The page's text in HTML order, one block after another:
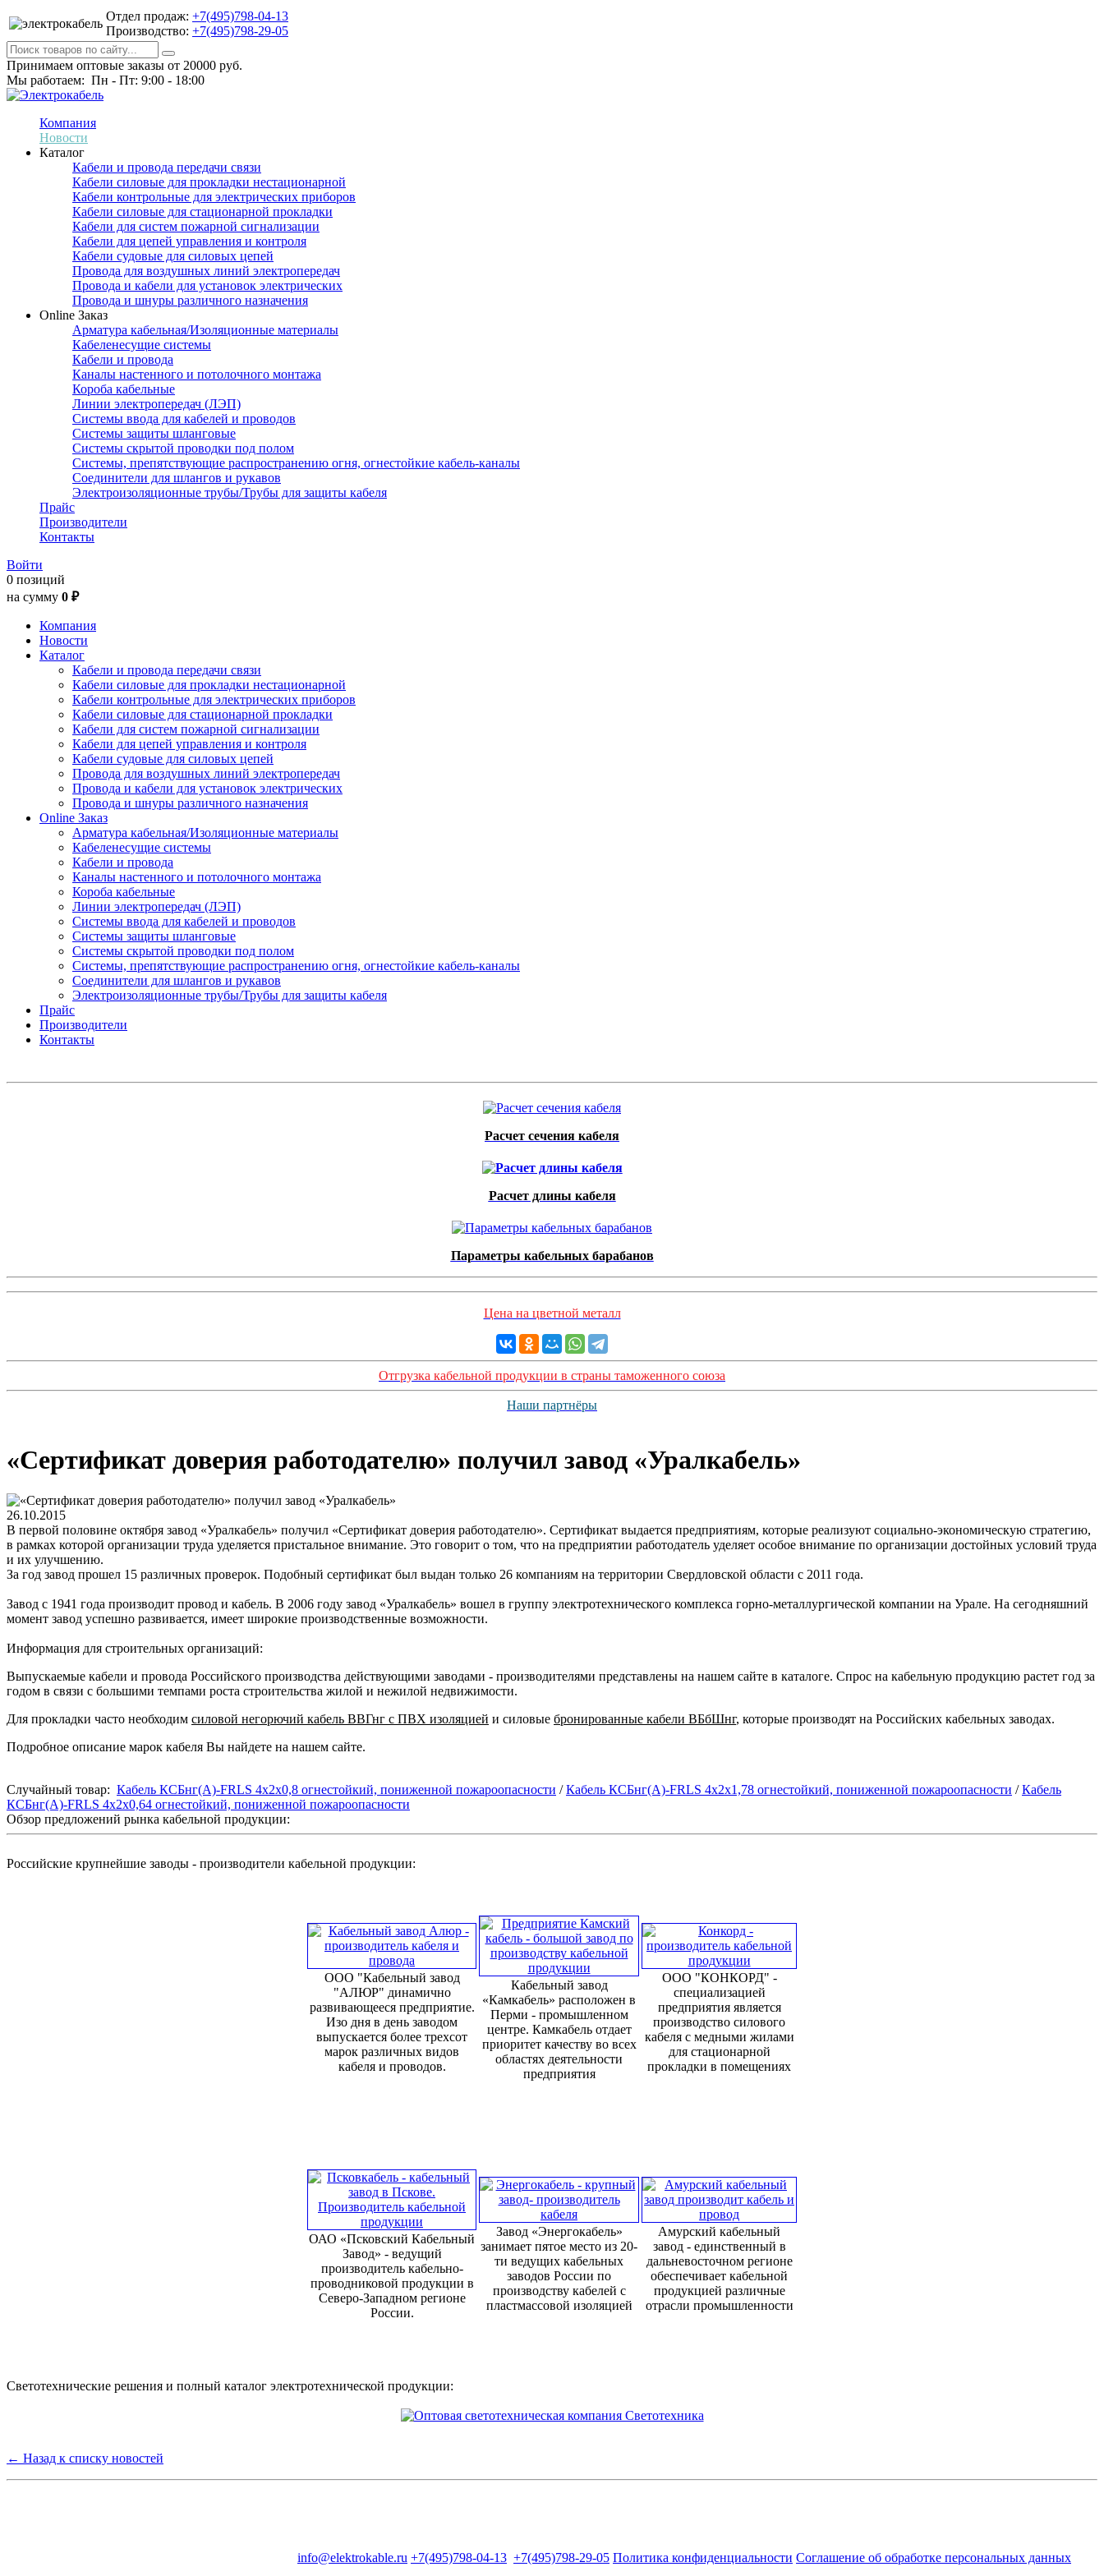
Отдел продаж: +7(495)798-04-13
Производство: +7(495)798-29-05
Принимаем оптовые заказы от 20000 руб.
Мы работаем: Пн - Пт: 9:00 - 18:00
Компания
Новости
Каталог
Кабели и провода передачи связи
Кабели силовые для прокладки нестационарной
Кабели контрольные для электрических приборов
Кабели силовые для стационарной прокладки
Кабели для систем пожарной сигнализации
Кабели для цепей управления и контроля
Кабели судовые для силовых цепей
Провода для воздушных линий электропередач
Провода и кабели для установок электрических
Провода и шнуры различного назначения
Online Заказ
Арматура кабельная/Изоляционные материалы
Кабеленесущие системы
Кабели и провода
Каналы настенного и потолочного монтажа
Короба кабельные
Линии электропередач (ЛЭП)
Системы ввода для кабелей и проводов
Системы защиты шланговые
Системы скрытой проводки под полом
Системы, препятствующие распространению огня, огнестойкие кабель-каналы
Соединители для шлангов и рукавов
Электроизоляционные трубы/Трубы для защиты кабеля
Прайс
Производители
Контакты
Войти
0 позиций
на сумму 0 ₽
Компания
Новости
Каталог
Кабели и провода передачи связи
Кабели силовые для прокладки нестационарной
Кабели контрольные для электрических приборов
Кабели силовые для стационарной прокладки
Кабели для систем пожарной сигнализации
Кабели для цепей управления и контроля
Кабели судовые для силовых цепей
Провода для воздушных линий электропередач
Провода и кабели для установок электрических
Провода и шнуры различного назначения
Online Заказ
Арматура кабельная/Изоляционные материалы
Кабеленесущие системы
Кабели и провода
Каналы настенного и потолочного монтажа
Короба кабельные
Линии электропередач (ЛЭП)
Системы ввода для кабелей и проводов
Системы защиты шланговые
Системы скрытой проводки под полом
Системы, препятствующие распространению огня, огнестойкие кабель-каналы
Соединители для шлангов и рукавов
Электроизоляционные трубы/Трубы для защиты кабеля
Прайс
Производители
Контакты
Расчет сечения кабеля
Расчет длины кабеля
Параметры кабельных барабанов
Цена на цветной металл
Отгрузка кабельной продукции в страны таможенного союза
Наши партнёры
«Сертификат доверия работодателю» получил завод «Уралкабель»
26.10.2015
В первой половине октября завод «Уралкабель» получил «Сертификат доверия работодателю». Сертификат выдается предприятиям, которые реализуют социально-экономическую стратегию,
в рамках которой организации труда уделяется пристальное внимание. Это говорит о том, что на предприятии работодатель уделяет особое внимание по организации достойных условий труда
и их улучшению.
За год завод прошел 15 различных проверок. Подобный сертификат был выдан только 26 компаниям на территории Свердловской области с 2011 года.
Завод с 1941 года производит провод и кабель. В 2006 году завод «Уралкабель» вошел в группу электротехнического комплекса горно-металлургической компании на Урале. На сегодняшний
момент завод успешно развивается, имеет широкие производственные возможности.
Информация для строительных организаций:
Выпускаемые кабели и провода Российского производства действующими заводами - производителями представлены на нашем сайте в каталоге. Спрос на кабельную продукцию растет год за
годом в связи с большими темпами роста строительства жилой и нежилой недвижимости.
Для прокладки часто необходим силовой негорючий кабель ВВГнг с ПВХ изоляцией и силовые бронированные кабели ВБбШнг, которые производят на Российских кабельных заводах.
Подробное описание марок кабеля Вы найдете на нашем сайте.
Случайный товар: Кабель КСБнг(А)-FRLS 4х2х0,8 огнестойкий, пониженной пожароопасности /Кабель КСБнг(А)-FRLS 4х2х1,78 огнестойкий, пониженной пожароопасности /Кабель
КСБнг(А)-FRLS 4х2х0,64 огнестойкий, пониженной пожароопасности
Обзор предложений рынка кабельной продукции:
Российские крупнейшие заводы - производители кабельной продукции:
ООО "Кабельный завод
"АЛЮР" динамично
развивающееся предприятие.
Изо дня в день заводом
выпускается более трехсот
марок различных видов
кабеля и проводов.
Кабельный завод
«Камкабель» расположен в
Перми - промышленном
центре. Камкабель отдает
приоритет качеству во всех
областях деятельности
предприятия
ООО "КОНКОРД" -
специализацией
предприятия является
производство силового
кабеля с медными жилами
для стационарной
прокладки в помещениях
ОАО «Псковский Кабельный
Завод» - ведущий
производитель кабельно-
проводниковой продукции в
Северо-Западном регионе
России.
Завод «Энергокабель»
занимает пятое место из 20-
ти ведущих кабельных
заводов России по
производству кабелей с
пластмассовой изоляцией
Амурский кабельный
завод - единственный в
дальневосточном регионе
обеспечивает кабельной
продукцией различные
отрасли промышленности
Светотехнические решения и полный каталог электротехнической продукции:
← Назад к списку новостей
info@elektrokable.ru +7(495)798-04-13 +7(495)798-29-05 Политика конфиденциальности Соглашение об обработке персональных данных